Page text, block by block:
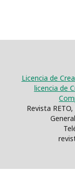
Licencia de
licencia de
Revista